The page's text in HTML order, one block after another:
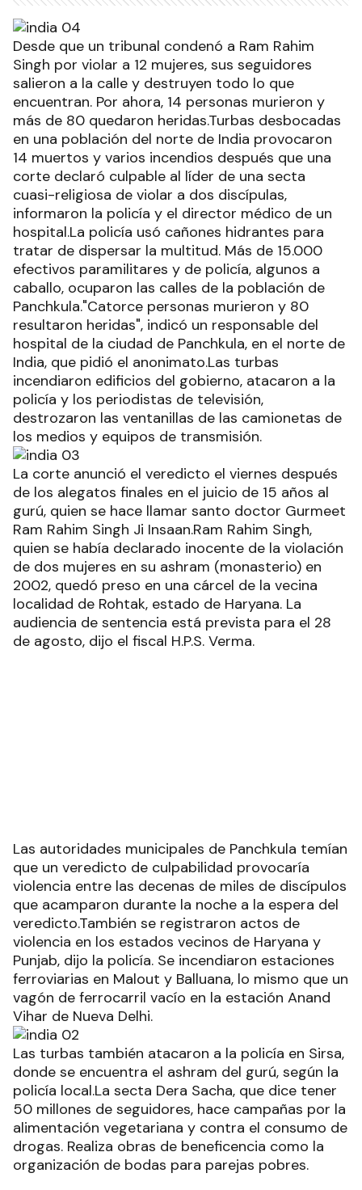
Desde que un tribunal condenó a Ram Rahim
Singh por violar a 12 mujeres, sus seguidores
salieron a la calle y destruyen todo lo que
encuentran. Por ahora, 14 personas murieron y
más de 80 quedaron heridas.Turbas desbocadas
en una población del norte de India provocaron
14 muertos y varios incendios después que una
corte declaró culpable al líder de una secta
cuasi-religiosa de violar a dos discípulas,
informaron la policía y el director médico de un
hospital.La policía usó cañones hidrantes para
tratar de dispersar la multitud. Más de 15.000
efectivos paramilitares y de policía, algunos a
caballo, ocuparon las calles de la población de
Panchkula."Catorce personas murieron y 80
resultaron heridas", indicó un responsable del
hospital de la ciudad de Panchkula, en el norte de
India, que pidió el anonimato.Las turbas
incendiaron edificios del gobierno, atacaron a la
policía y los periodistas de televisión,
destrozaron las ventanillas de las camionetas de
los medios y equipos de transmisión.
La corte anunció el veredicto el viernes después
de los alegatos finales en el juicio de 15 años al
gurú, quien se hace llamar santo doctor Gurmeet
Ram Rahim Singh Ji Insaan.Ram Rahim Singh,
quien se había declarado inocente de la violación
de dos mujeres en su ashram (monasterio) en
2002, quedó preso en una cárcel de la vecina
localidad de Rohtak, estado de Haryana. La
audiencia de sentencia está prevista para el 28
de agosto, dijo el fiscal H.P.S. Verma.
Las autoridades municipales de Panchkula temían
que un veredicto de culpabilidad provocaría
violencia entre las decenas de miles de discípulos
que acamparon durante la noche a la espera del
veredicto.También se registraron actos de
violencia en los estados vecinos de Haryana y
Punjab, dijo la policía. Se incendiaron estaciones
ferroviarias en Malout y Balluana, lo mismo que un
vagón de ferrocarril vacío en la estación Anand
Vihar de Nueva Delhi.
Las turbas también atacaron a la policía en Sirsa,
donde se encuentra el ashram del gurú, según la
policía local.La secta Dera Sacha, que dice tener
50 millones de seguidores, hace campañas por la
alimentación vegetariana y contra el consumo de
drogas. Realiza obras de beneficencia como la
organización de bodas para parejas pobres.